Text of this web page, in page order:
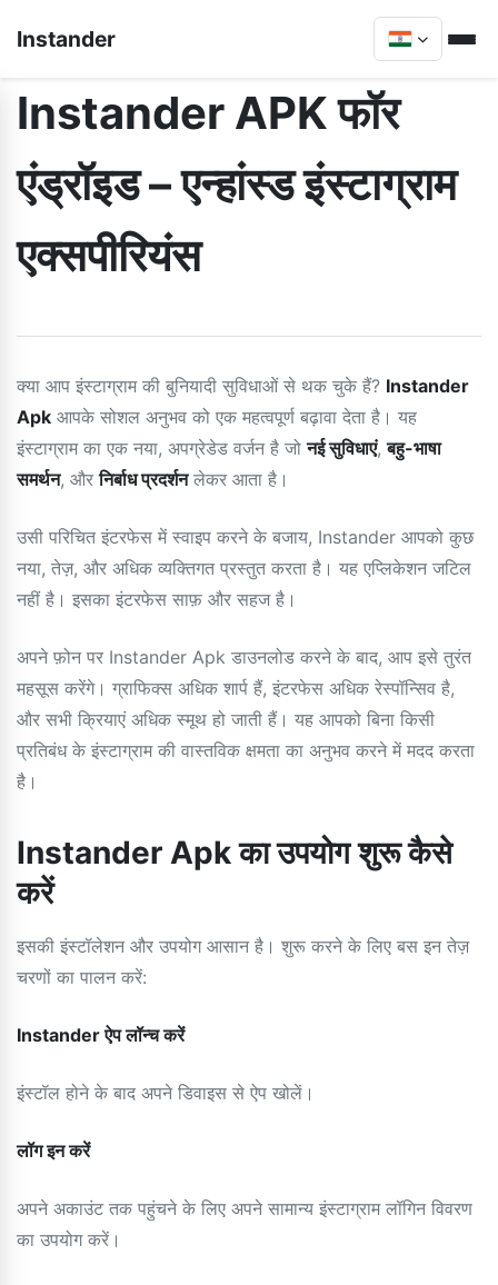
Instander
Instander APK फॉर
एंड्रॉइड – एन्हांस्ड इंस्टाग्राम
एक्सपीरियंस
क्या आप इंस्टाग्राम की बुनियादी सुविधाओं से थक चुके हैं? Instander
Apk आपके सोशल अनुभव को एक महत्वपूर्ण बढ़ावा देता है। यह
इंस्टाग्राम का एक नया, अपग्रेडेड वर्जन है जोनई सुविधाएं,बहु-भाषा
समर्थन, औरनिर्बाध प्रदर्शनलेकर आता है।
उसी परिचित इंटरफेस में स्वाइप करने के बजाय, Instander आपको कुछ
नया, तेज़, और अधिक व्यक्तिगत प्रस्तुत करता है। यह एप्लिकेशन जटिल
नहीं है। इसका इंटरफेस साफ़ और सहज है।
अपने फ़ोन पर Instander Apk डाउनलोड करने के बाद, आप इसे तुरंत
महसूस करेंगे। ग्राफिक्स अधिक शार्प हैं, इंटरफेस अधिक रेस्पॉन्सिव है,
और सभी क्रियाएं अधिक स्मूथ हो जाती हैं। यह आपको बिना किसी
प्रतिबंध के इंस्टाग्राम की वास्तविक क्षमता का अनुभव करने में मदद करता
है।
Instander Apk का उपयोग शुरू कैसे
करें
इसकी इंस्टॉलेशन और उपयोग आसान है। शुरू करने के लिए बस इन तेज़
चरणों का पालन करें:
Instander ऐप लॉन्च करें
इंस्टॉल होने के बाद अपने डिवाइस से ऐप खोलें।
लॉग इन करें
अपने अकाउंट तक पहुंचने के लिए अपने सामान्य इंस्टाग्राम लॉगिन विवरण
का उपयोग करें।